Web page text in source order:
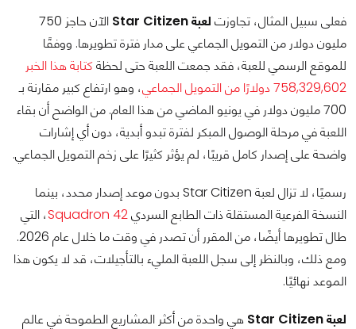
فعلى سبيل المثال، تجاوزت لعبة Star Citizen
الآن حاجز 750
مليون دولار من التمويل الجماعي على مدار فترة تطويرها. ووفقًا
للموقع الرسمي للعبة، فقد جمعت اللعبة حتى لحظةكتابة هذا الخبر
758,329,602 دولارًا من التمويل الجماعي
، وهو ارتفاع كبير مقارنة بـ
700 مليون دولار في يونيو الماضي من هذا العام. من الواضح أن بقاء
اللعبة في مرحلة الوصول المبكر لفترة تبدو أبدية، دون أي إشارات
واضحة على إصدار كامل قريبًا، لم يؤثر كثيرًا على زخم التمويل الجماعي.
رسميًا، لا تزال لعبة Star Citizen بدون موعد إصدار محدد، بينما
النسخة الفرعية المستقلة ذات الطابع السرديSquadron 42، التي
طال تطويرها أيضًا، من المقرر أن تصدر في وقت ما خلال عام 2026.
ومع ذلك، وبالنظر إلى سجل اللعبة المليء بالتأجيلات، قد لا يكون هذا
الموعد نهائيًا.
لعبة Star Citizen
هي واحدة من أكثر المشاريع الطموحة في عالم